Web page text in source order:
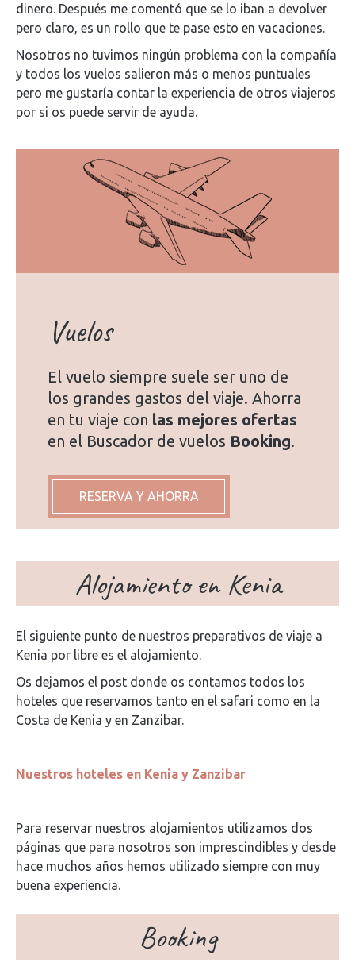
dinero. Después me comentó que se lo iban a devolver
pero claro, es un rollo que te pase esto en vacaciones.
Nosotros no tuvimos ningún problema con la compañía
y todos los vuelos salieron más o menos puntuales
pero me gustaría contar la experiencia de otros viajeros
por si os puede servir de ayuda.
Vuelos
El vuelo siempre suele ser uno de
los grandes gastos del viaje. Ahorra
en tu viaje con las mejores ofertas
en el Buscador de vuelos Booking.
RESERVA Y AHORRA
Alojamiento en Kenia
El siguiente punto de nuestros preparativos de viaje a
Kenia por libre es el alojamiento.
Os dejamos el post donde os contamos todos los
hoteles que reservamos tanto en el safari como en la
Costa de Kenia y en Zanzibar.
Nuestros hoteles en Kenia y Zanzibar
Para reservar nuestros alojamientos utilizamos dos
páginas que para nosotros son imprescindibles y desde
hace muchos años hemos utilizado siempre con muy
buena experiencia.
Booking